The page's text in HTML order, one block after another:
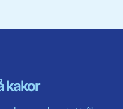
kakorlän